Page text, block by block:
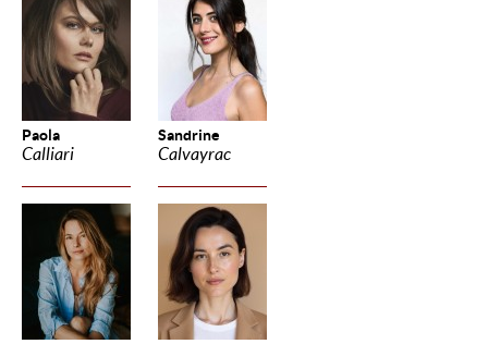
Paola
Calliari
Sandrine
Calvayrac